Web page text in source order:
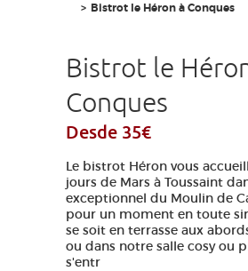
Bistrot le Héron à Conques
Bistrot le
Conques
Desde 35€
Le bistrot Héron vous
jours de Mars à Toussaint
exceptionnel du Moulin de
pour un moment en toute
se soit en terrasse aux
ou dans notre salle cosy ou
s'entr